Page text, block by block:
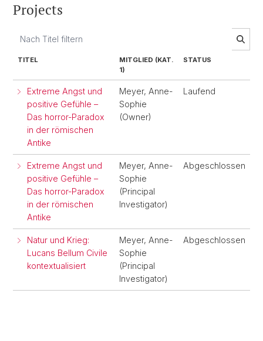
Projects
TITEL
MITGLIED (KAT.
1)
STATUS
Extreme Angst und
positive Gefühle –
Das horror-Paradox
in der römischen
Antike
Meyer, Anne-
Sophie
(Owner)
Laufend
Extreme Angst und
positive Gefühle –
Das horror-Paradox
in der römischen
Antike
Meyer, Anne-
Sophie
(Principal
Investigator)
Abgeschlossen
Natur und Krieg:
Lucans Bellum Civile
kontextualisiert
Meyer, Anne-
Sophie
(Principal
Investigator)
Abgeschlossen